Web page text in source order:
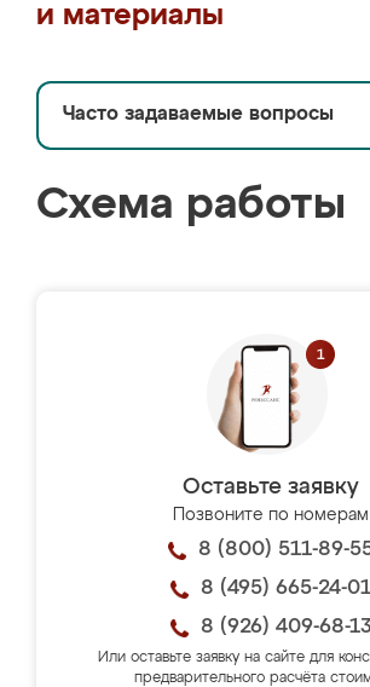
и материалы
Часто задаваемые вопросы
Схема работы
Оставьте заявку
Позвоните по номерам
8 (800) 511-89-
8 (495) 665-24-01
8 (926) 409-68-13
Или оставьте заявку на сайте для
предварительного расчёта